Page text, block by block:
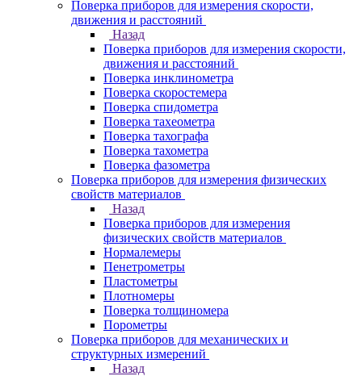
Поверка приборов для измерения скорости,
движения и расстояний
Назад
Поверка приборов для измерения скорости,
движения и расстояний
Поверка инклинометра
Поверка скоростемера
Поверка спидометра
Поверка тахеометра
Поверка тахографа
Поверка тахометра
Поверка фазометра
Поверка приборов для измерения физических
свойств материалов
Назад
Поверка приборов для измерения
физических свойств материалов
Нормалемеры
Пенетрометры
Пластометры
Плотномеры
Поверка толщиномера
Порометры
Поверка приборов для механических и
структурных измерений
Назад